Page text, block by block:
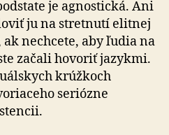
je agnostická. Ani
ju na stretnutí elitnej
nechcete, aby ľudia na
začali hovoriť jazykmi.
krúžkoch
seriózne